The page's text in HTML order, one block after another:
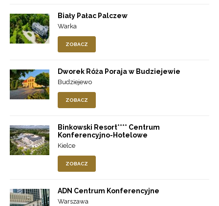
Biały Pałac Palczew
Warka
ZOBACZ
Dworek Róża Poraja w Budziejewie
Budziejewo
ZOBACZ
Binkowski Resort**** Centrum
Konferencyjno-Hotelowe
Kielce
ZOBACZ
ADN Centrum Konferencyjne
Warszawa